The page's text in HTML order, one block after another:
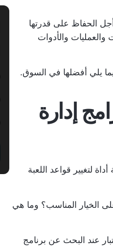
الحفاظ على قدرتها
والعمليات والأدوات
يلي أفضلها في السوق.
إدارة
لتغيير قواعد اللعبة
الخيار المناسب؟ وما هي
عند البحث عن برنامج